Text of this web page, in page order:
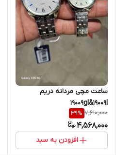
ساعت مچی مردانه دریم
19009gl&19009l
7,610,000
39%
4,568,000
افزودن به سبد